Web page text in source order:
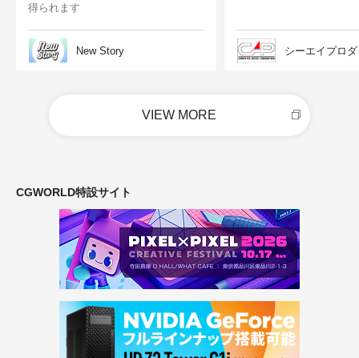
得られます
New Story シーエイプロ
VIEW MORE
CGWORLD特設サイト